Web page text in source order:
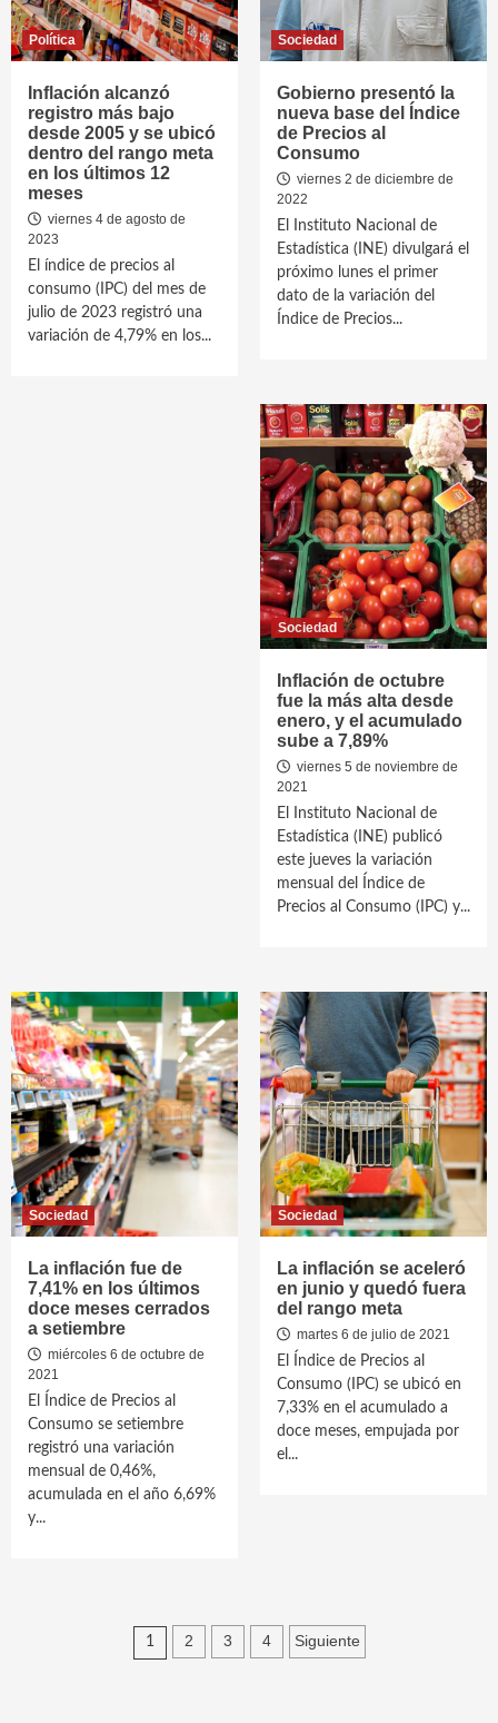
Política
Inflación alcanzó
registro más bajo
desde 2005 y se ubicó
dentro del rango meta
en los últimos 12
meses
viernes 4 de agosto de
2023
El índice de precios al
consumo (IPC) del mes de
julio de 2023 registró una
variación de 4,79% en los...
Sociedad
Gobierno presentó la
nueva base del Índice
de Precios al
Consumo
viernes 2 de diciembre de
2022
El Instituto Nacional de
Estadística (INE) divulgará el
próximo lunes el primer
dato de la variación del
Índice de Precios...
Sociedad
Inflación de octubre
fue la más alta desde
enero, y el acumulado
sube a 7,89%
viernes 5 de noviembre de
2021
El Instituto Nacional de
Estadística (INE) publicó
este jueves la variación
mensual del Índice de
Precios al Consumo (IPC) y...
Sociedad
La inflación fue de
7,41% en los últimos
doce meses cerrados
a setiembre
miércoles 6 de octubre de
2021
El Índice de Precios al
Consumo se setiembre
registró una variación
mensual de 0,46%,
acumulada en el año 6,69%
y...
Sociedad
La inflación se aceleró
en junio y quedó fuera
del rango meta
martes 6 de julio de 2021
El Índice de Precios al
Consumo (IPC) se ubicó en
7,33% en el acumulado a
doce meses, empujada por
el...
Paginación
1 2 3 4 Siguiente